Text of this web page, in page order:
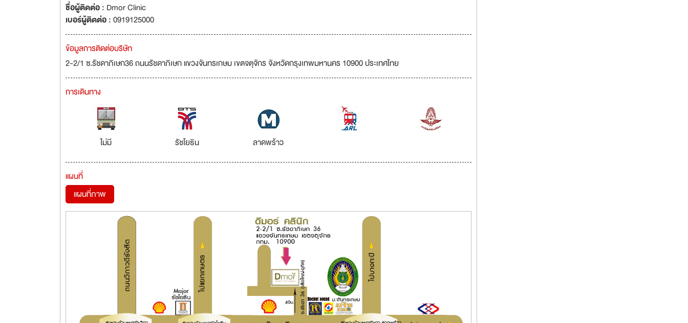
ชื่อผู้ติดต่อ : Dmor Clinic
เบอร์ผู้ติดต่อ :0919125000
ข้อมูลการติดต่อบริษัท
2-2/1 ซ.รัชดาภิเษก36 ถนนรัชดาภิเษก แขวงจันทรเกษม เขตจตุจักร จังหวัดกรุงเทพมหานคร 10900 ประเทศไทย
การเดินทาง
ไม่มี รัชโยธิน ลาดพร้าว
แผนที่
แผนที่ภาพ